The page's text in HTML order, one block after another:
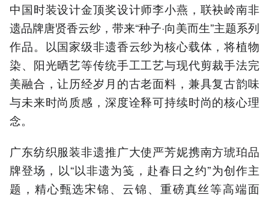
中国时装设计金顶奖设计师李小燕，联袂岭南非
遗品牌唐贤香云纱，带来“种子·向美而生”主题系列
作品。以国家级非遗香云纱为核心载体，将植物
染、阳光晒艺等传统手工工艺与现代剪裁手法完
美融合，让历经岁月的古老面料，兼具复古韵味
与未来时尚质感，深度诠释可持续时尚的核心理
念。
广东纺织服装非遗推广大使严芳妮携南方琥珀品
牌登场，以“以非遗为笺，赴春日之约”为创作主
题，精心甄选宋锦、云锦、重磅真丝等高端面